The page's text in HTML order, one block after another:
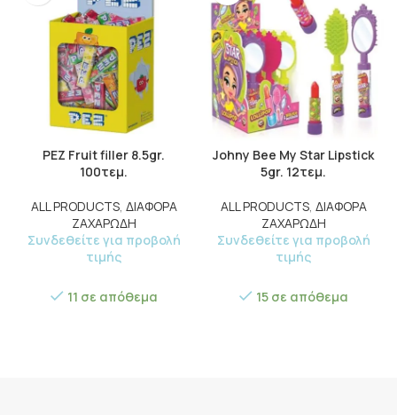
PEZ Fruit filler 8.5gr.
100τεμ.
ALL PRODUCTS, ΔΙΑΦΟΡΑ
ΖΑΧΑΡΩΔΗ
Συνδεθείτε για προβολή
τιμής
11 σε απόθεμα
Johny Bee My Star Lipstick
5gr. 12τεμ.
ALL PRODUCTS, ΔΙΑΦΟΡΑ
ΖΑΧΑΡΩΔΗ
Συνδεθείτε για προβολή
τιμής
15 σε απόθεμα